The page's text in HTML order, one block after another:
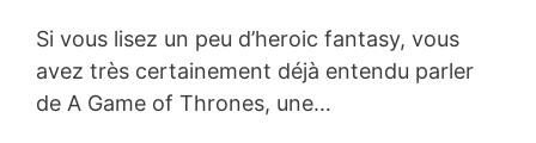
Si vous lisez un peu d’heroic fantasy, vous
avez très certainement déjà entendu parler
de A Game of Thrones, une…